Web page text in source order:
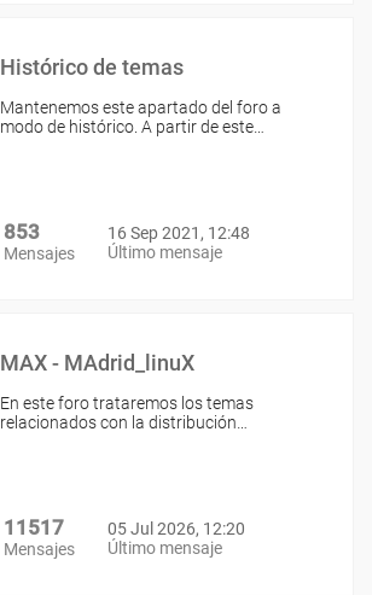
Histórico de temas
Mantenemos este apartado del foro a
modo de histórico. A partir de este…
853
Mensajes
16 Sep 2021, 12:48
Último mensaje
MAX - MAdrid_linuX
En este foro trataremos los temas
relacionados con la distribución…
11517
Mensajes
05 Jul 2026, 12:20
Último mensaje